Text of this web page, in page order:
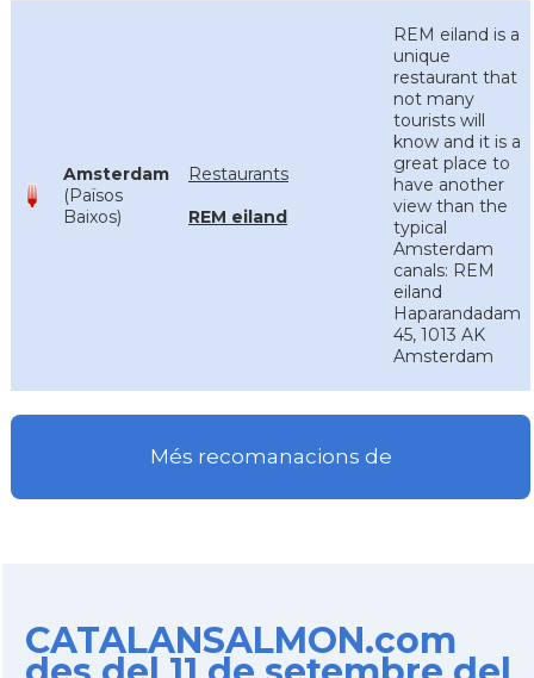
Amsterdam
(Països
Baixos)
Restaurants
REM eiland
REM eiland is a
unique
restaurant that
not many
tourists will
know and it is a
great place to
have another
view than the
typical
Amsterdam
canals: REM
eiland
Haparandadam
45, 1013 AK
Amsterdam
Més recomanacions de
CATALANSALMON.com